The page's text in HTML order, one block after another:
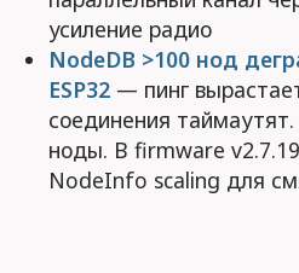
усиление радио
NodeDB >100 нод
ESP32 — пинг
соединения
ноды. В firmware
NodeInfo scaling для